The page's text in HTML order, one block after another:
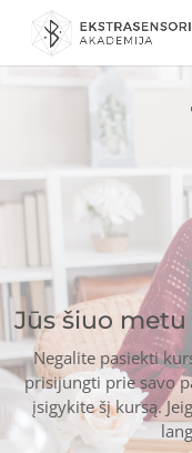
Jūs šiuo
Negalite pasiekti
prisijungti prie savo
įsigykite šį kursą.